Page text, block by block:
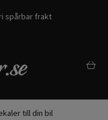
spårbar frakt
till din bil